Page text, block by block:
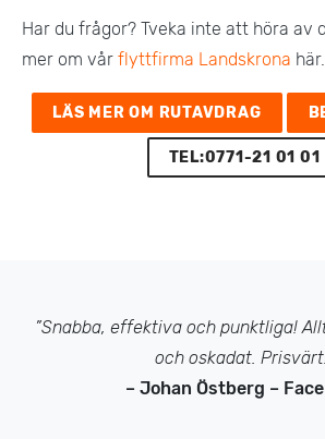
Har du frågor? Tveka inte att höra av
mer om vår flyttfirma Landskrona här.
LÄS MER OM RUTAVDRAG
TEL:0771-21 01 01
”Snabba, effektiva och punktliga!
och oskadat.
– Johan Östberg –